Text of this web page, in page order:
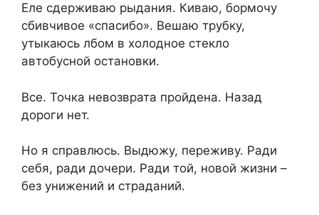
Еле сдерживаю рыдания. Киваю, бормочу
сбивчивое «спасибо». Вешаю трубку,
утыкаюсь лбом в холодное стекло
автобусной остановки.
Все. Точка невозврата пройдена. Назад
дороги нет.
Но я справлюсь. Выдюжу, переживу. Ради
себя, ради дочери. Ради той, новой жизни –
без унижений и страданий.